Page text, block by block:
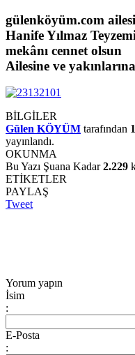
gülenköyüm.com
Hanife Yılmaz
mekânı cennet olsun
Ailesine ve
BİLGİLER
Gülen KÖYÜM tarafından
yayınlandı.
OKUNMA
Bu Yazı Şuana Kadar2.229
ETİKETLER
PAYLAŞ
Tweet
Yorum yapın
İsim
:
E-Posta
: